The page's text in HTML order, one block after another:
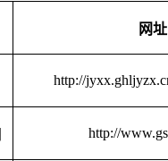
网址
http://
http://